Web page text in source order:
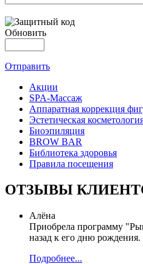
Обновить
Отправить
Акции
SPA-Массаж
Аппаратная коррекция
Эстетическая
Биоэпиляция
BROW BAR
Библиотека здоровья
Правила посещения
ОТЗЫВЫ
Алёна
Приобрела программу
назад к его дню
Подробнее...